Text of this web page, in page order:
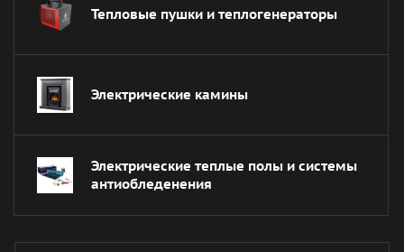
Тепловые пушки и теплогенераторы
Электрические камины
Электрические теплые полы и системы
антиобледенения